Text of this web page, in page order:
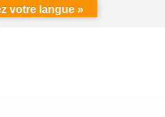
votre langue »